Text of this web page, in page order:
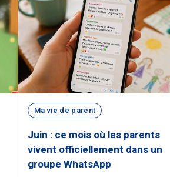
Ma vie de parent
Juin : ce mois où les parents
vivent officiellement dans un
groupe WhatsApp